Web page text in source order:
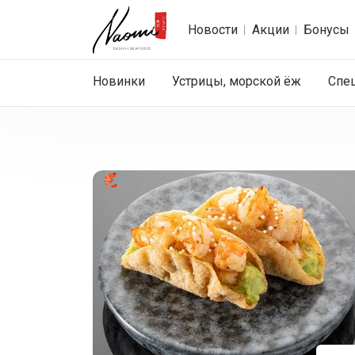
Новости Акции Бонусы
Новинки Устрицы, морской ёж